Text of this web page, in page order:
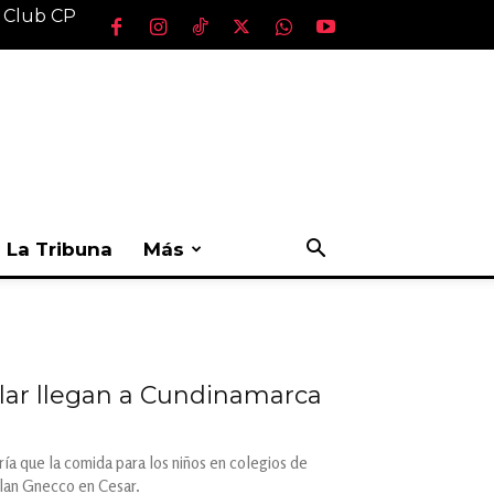
CP
La Tribuna Más
llegan a Cundinamarca
que la comida para los niños en colegios de
Gnecco en Cesar.